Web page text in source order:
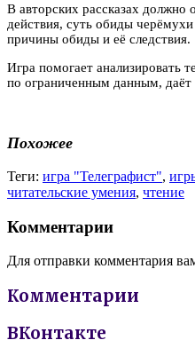
В авторских рассказах должно
действия, суть обиды
причины обиды и её следствия.
Игра помогает анализировать
по ограниченным данным,
Похожее
Теги: игра "Телеграфист",
читательские умения, чтение
Комментарии
Для отправки комментария
Комментарии
ВКонтакте